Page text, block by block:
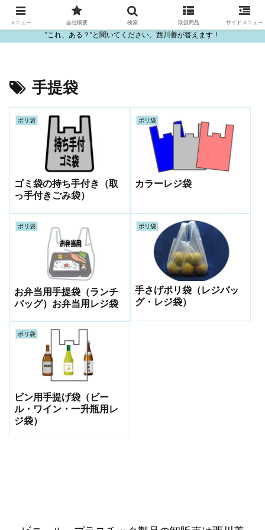
ビニール・プラスチック製品の卸販売は西川善
”これ、ある？”と聞いてください。西川善が答えます！
手提袋
ポリ袋
ゴミ袋の持ち手付き（取
っ手付きごみ袋）
ポリ袋
カラーレジ袋
ポリ袋
お弁当用手提袋（ランチ
バッグ）お弁当用レジ袋
ポリ袋
手さげポリ袋（レジバッ
グ・レジ袋）
ポリ袋
ビン用手提げ袋（ビー
ル・ワイン・一升瓶用レ
ジ袋）
メニュー 会社概要 検索 取扱商品 サイドメニュー